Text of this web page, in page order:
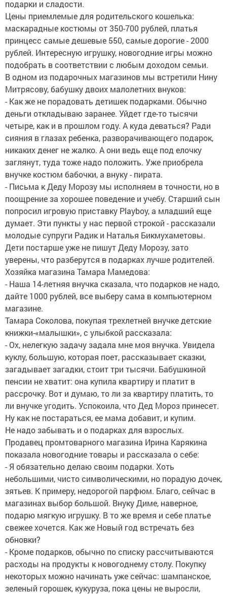
подарки и сладости.
Цены приемлемые для родительского кошелька:
маскарадные костюмы от 350-700 рублей, платья
принцесс самые дешевые 550, самые дорогие - 2000
рублей. Интересную игрушку, новогодние игры можно
подобрать в соответствии с любым доходом семьи.
В одном из подарочных магазинов мы встретили Нину
Митрясову, бабушку двоих малолетних внуков:
- Как же не порадовать детишек подарками. Обычно
деньги откладываю заранее. Уйдет где-то тысячи
четыре, как и в прошлом году. А куда деваться? Ради
сияния в глазах ребенка, разворачивающего подарок,
никаких денег не жалко. А они ведь еще под елочку
заглянут, туда тоже надо положить. Уже приобрела
внучке костюм бабочки, а внуку - пирата.
- Письма к Деду Морозу мы исполняем в точности, но в
поощрение за хорошее поведение и учебу. Старший сын
попросил игровую приставку Playboy, а младший еще
думает. Эти пункты у нас первой строкой - рассказали
молодые супруги Радик и Наталья Бикмухаметовы.
Дети постарше уже не пишут Деду Морозу, зато
уверены, что разберутся в подарках лучше родителей.
Хозяйка магазина Тамара Мамедова:
- Наша 14-летняя внучка сказала, что подарков не надо,
дайте 1000 рублей, все выберу сама в компьютерном
магазине.
Тамара Соколова, покупая трехлетней внучке детские
книжки-«малышки», с улыбкой рассказала:
- Ох, нелегкую задачу задала мне моя внучка. Увидела
куклу, большую, которая поет, рассказывает сказки,
загадывает загадки, стоит три тысячи. Бабушкиной
пенсии не хватит: она купила квартиру и платит в
рассрочку. Вот и думаю, то ли за квартиру платить, то
ли внучке угодить. Успокоила, что Дед Мороз принесет.
Ну как не постараться, ее мама добавит, и купим.
Не надо забывать и о подарках для взрослых.
Продавец промтоварного магазина Ирина Карякина
показала новогодние товары и рассказала о себе:
- Я обязательно делаю своим подарки. Хоть
небольшими, чисто символическими, но порадую дочек,
зятьев. К примеру, недорогой парфюм. Благо, сейчас в
магазинах выбор большой. Внуку Диме, наверное,
подарю мягкую игрушку. В то же время и себе платье
свежее хочется. Как же Новый год встречать без
обновки?
- Кроме подарков, обычно по списку рассчитываются
расходы на продукты к новогоднему столу. Покупку
некоторых можно начинать уже сейчас: шампанское,
зеленый горошек, кукуруза, пока цены не выросли,